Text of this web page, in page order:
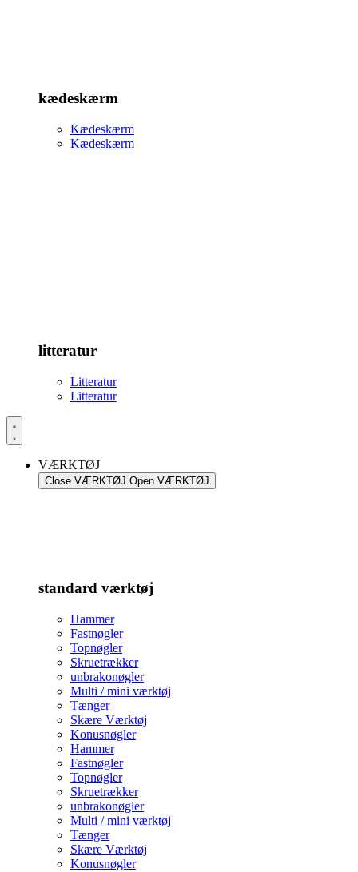
kædeskærm
Kædeskærm
Kædeskærm
litteratur
Litteratur
Litteratur
VÆRKTØJ
Close VÆRKTØJ Open VÆRKTØJ
standard værktøj
Hammer
Fastnøgler
Topnøgler
Skruetrækker
unbrakonøgler
Multi / mini værktøj
Tænger
Skære Værktøj
Konusnøgler
Hammer
Fastnøgler
Topnøgler
Skruetrækker
unbrakonøgler
Multi / mini værktøj
Tænger
Skære Værktøj
Konusnøgler